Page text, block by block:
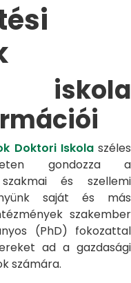
iskola
Doktori Iskolaszéles
gondozza a
és szellemi
saját és más
szakember
(PhD) fokozattal
ad a gazdasági
számára.